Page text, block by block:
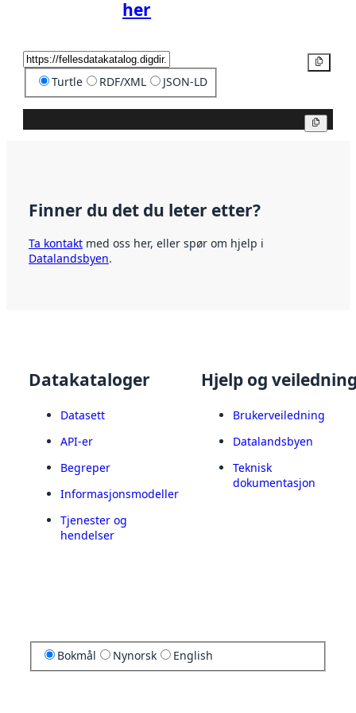
her
Turtle RDF/XML JSON-LD
Finner du det du leter etter?
Ta kontakt med oss her, eller spør om hjelp i
Datalandsbyen.
Datakataloger
Datasett
API-er
Begreper
Informasjonsmodeller
Tjenester og
hendelser
Hjelp og
Brukerveiledning
Datalandsbyen
Teknisk
dokumentasjon
Bokmål Nynorsk English